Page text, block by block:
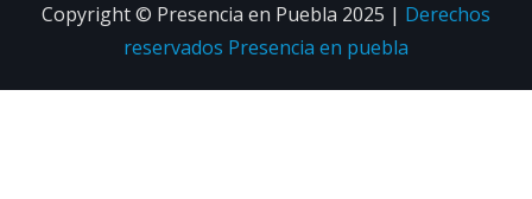
Copyright © Presencia en Puebla 2025 | Derechos
reservados Presencia en puebla